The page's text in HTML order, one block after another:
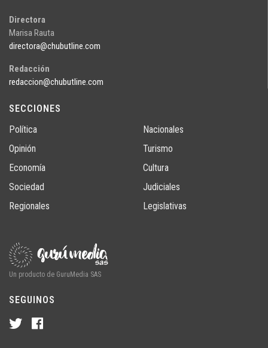
Directora
Marisa Rauta
directora@chubutline.com
Redacción
redaccion@chubutline.com
SECCIONES
Política
Opinión
Economía
Sociedad
Regionales
Nacionales
Turismo
Cultura
Judiciales
Legislativas
Un producto de GuruMedia SAS
SEGUINOS